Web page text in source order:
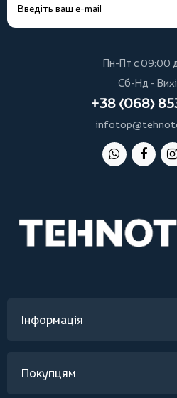
Пн-Пт с 09:00
Сб-Нд -
+38 (068)
Інформація
Покупцям